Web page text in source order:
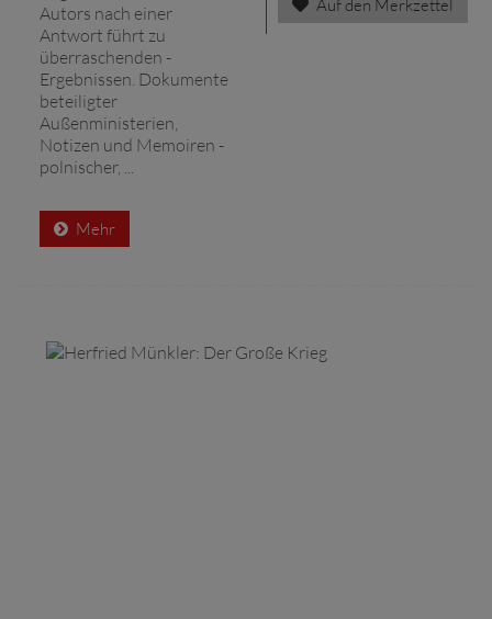
Autors nach einer
Antwort führt zu
überraschenden ­
Ergebnissen. Dokumente
beteiligter
Außenministerien,
Notizen und Memoiren ­
polnischer, ...
Mehr
Auf den Merkzettel